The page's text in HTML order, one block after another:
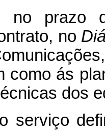
no
no
como ás
dos
serviço